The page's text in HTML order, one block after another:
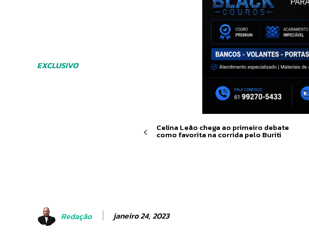
EXCLUSIVO
Celina Leão chega ao primeiro debate
como favorita na corrida pelo Buriti
Redação janeiro 24, 2023